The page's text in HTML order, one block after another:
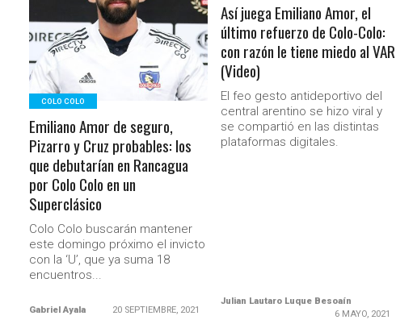
LEER MÁS
COLO COLO
Emiliano Amor de seguro,
Pizarro y Cruz probables: los
que debutarían en Rancagua
por Colo Colo en un
Superclásico
Colo Colo buscarán mantener
este domingo próximo el invicto
con la ‘U’, que ya suma 18
encuentros...
Gabriel Ayala 20 SEPTIEMBRE, 2021
Así juega Emiliano Amor, el
último refuerzo de Colo-Colo:
con razón le tiene miedo al VAR
(Video)
El feo gesto antideportivo del
central arentino se hizo viral y
se compartió en las distintas
plataformas digitales.
Julian Lautaro Luque Besoaín
6 MAYO, 2021